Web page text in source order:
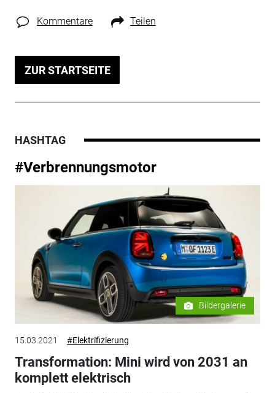
Kommentare Teilen
ZUR STARTSEITE
HASHTAG
#Verbrennungsmotor
Bildergalerie
15.03.2021 #Elektrifizierung
Transformation: Mini wird von 2031 an
komplett elektrisch